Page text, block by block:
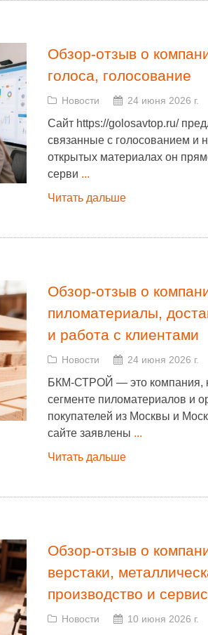
Обзор-отзыв о
голоса, голосование
Новости 24 июня 2026 г.
Сайт https://golosavtop.ru/
связанные с голосованием и
открытых материалах он
серви ...
Читать дальше
Обзор-отзыв о
пиломатериалы,
и работа с клиентами
Новости 24 июня 2026 г.
БКМ-СТРОЙ — это компания,
сегменте пиломатериалов и
покупателей из Москвы и
сайте заявлены ...
Читать дальше
Обзор-отзыв о
верстаки,
производство и сервис
Новости 10 июня 2026 г.